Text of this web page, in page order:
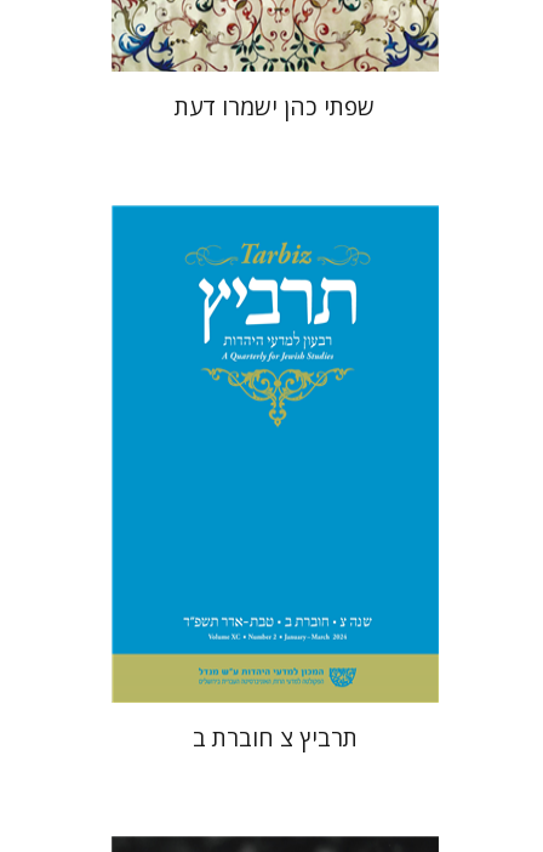
שפתי כהן ישמרו דעת
יהונתן גארב מיכאל סיגל
$29
$26
תרביץ צ חוברת ב